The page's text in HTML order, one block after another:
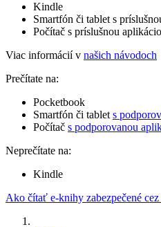
Kindle
Smartfón či tablet s
Počítač s príslušnou
Viac informácií v našich návodoch
Prečítate na:
Pocketbook
Smartfón či tablet s
Počítač s podporovanou
Neprečítate na:
Kindle
Ako čítať e-knihy zabezpečené